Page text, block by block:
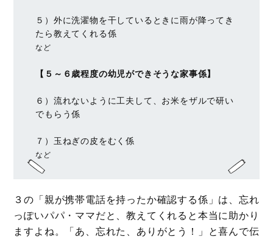
５）外に洗濯物を干しているときに雨が降ってき
たら教えてくれる係
など
【５～６歳程度の幼児ができそうな家事係】
６）流れないように工夫して、お米をザルで研い
でもらう係
７）玉ねぎの皮をむく係
など
３の「親が携帯電話を持ったか確認する係」は、忘れ
っぽいパパ・ママだと、教えてくれると本当に助かり
ますよね。「あ、忘れた、ありがとう！」と喜んで伝